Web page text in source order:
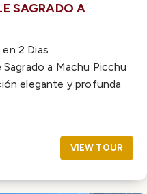
SAGRADO A
2 Dias
a Machu Picchu
elegante y profunda
VIEW TOUR